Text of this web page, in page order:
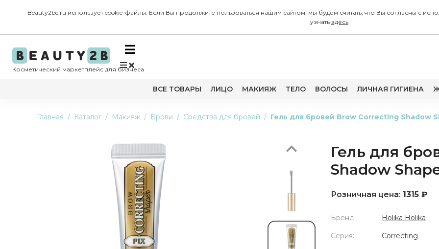
Beauty2be.ru использует cookie-файлы. Если Вы продолжите пользоваться нашим сайтом, мы будем считать, что Вы согласны с
узнать здесь
Косметический маркетплейс для бизнеса
ВСЕ ТОВАРЫ ЛИЦО МАКИЯЖ ТЕЛО ВОЛОСЫ ЛИЧНАЯ ГИГИЕНА
Главная Каталог Макияж Брови Средства для бровей Гель для бровей Brow Correcting Shadow
Previous
Гель для
Shadow
Розничная цена: 1315 ₽
Бренд: Holika Holika
Серия: Correcting